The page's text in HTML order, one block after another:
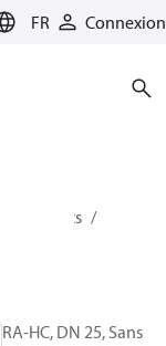
FR Connexion
products
RA-HC, DN 25, Sans